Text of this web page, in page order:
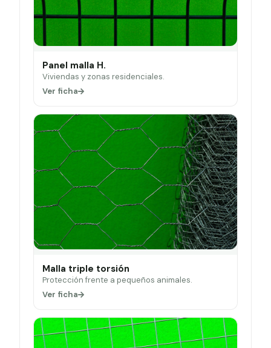
Panel malla H.
Viviendas y zonas residenciales.
Ver ficha
Malla triple torsión
Protección frente a pequeños animales.
Ver ficha